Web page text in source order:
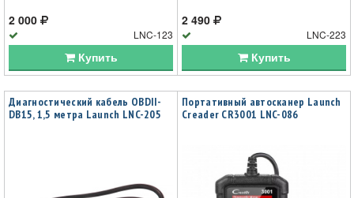
2 000
LNC-123
Купить
2 490
LNC-223
Купить
Диагностический кабель OBDII-
DB15, 1,5 метра Launch LNC-205
Портативный автосканер Launch
Creader CR3001 LNC-086